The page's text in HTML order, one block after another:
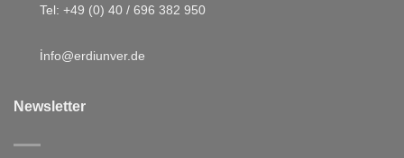
Tel: +49 (0) 40 / 696 382 950
info@erdiunver.de
Newsletter